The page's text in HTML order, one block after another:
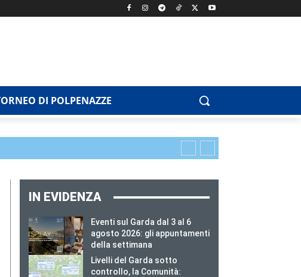
DI POLPENAZZE
IN EVIDENZA
Eventi sul Garda dal 3 al 6
agosto 2026: gli appuntamenti
della settimana
Livelli del Garda sotto
controllo, la Comunità: